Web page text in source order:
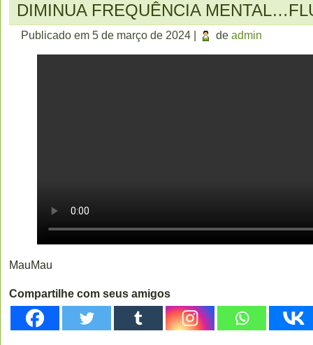
DIMINUA FREQUÊNCIA
Publicado em 5 de março de 2024 de admin
MauMau
Compartilhe com seus amigos